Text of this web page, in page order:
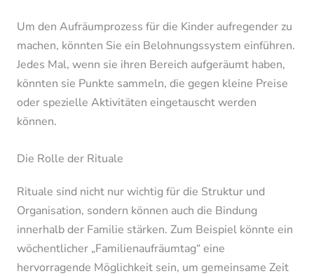
Um den Aufräumprozess für die Kinder aufregender zu
machen, könnten Sie ein Belohnungssystem einführen.
Jedes Mal, wenn sie ihren Bereich aufgeräumt haben,
könnten sie Punkte sammeln, die gegen kleine Preise
oder spezielle Aktivitäten eingetauscht werden
können.
Die Rolle der Rituale
Rituale sind nicht nur wichtig für die Struktur und
Organisation, sondern können auch die Bindung
innerhalb der Familie stärken. Zum Beispiel könnte ein
wöchentlicher „Familienaufräumtag“ eine
hervorragende Möglichkeit sein, um gemeinsame Zeit